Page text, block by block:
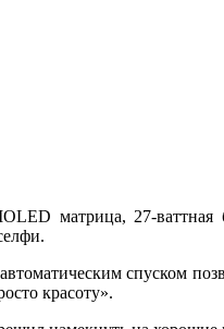
матрица, 27-ваттная
спуском
красоту».